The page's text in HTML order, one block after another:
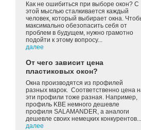
Как не ошибиться при выборе окон? С
этой мыслью сталкивается каждый
человек, который выбирает окна.
максимально обезопасить себя от
проблем в будущем, нужно грамотно
подойти к этому вопросу...
далее
От чего зависит цена
пластиковых окон?
Окна производятся из профилей
разных марок. Соответственно цена
эти профили тоже разная. Например,
профиль KBE немного дешевле
профиля SALAMANDER, а аналоги
дешевле своих немецких конкурентов...
далее